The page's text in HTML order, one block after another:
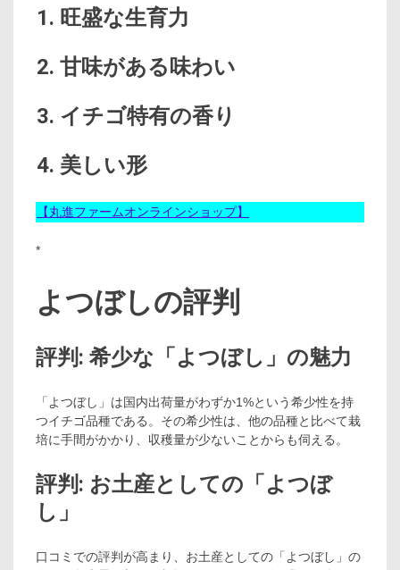
1. 旺盛な生育力
2. 甘味がある味わい
3. イチゴ特有の香り
4. 美しい形
【丸進ファームオンラインショップ】
*
よつぼしの評判
評判: 希少な「よつぼし」の魅力
「よつぼし」は国内出荷量がわずか1%という希少性を持
つイチゴ品種である。その希少性は、他の品種と比べて栽
培に手間がかかり、収穫量が少ないことからも伺える。
評判: お土産としての「よつぼ
し」
口コミでの評判が高まり、お土産としての「よつぼし」の